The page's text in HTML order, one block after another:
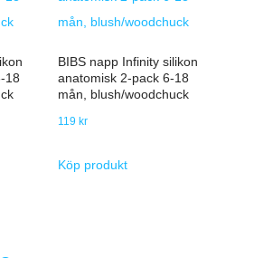
18
BIBS napp Infinity silikon
anatomisk 2-pack 6-18
mån, blush/woodchuck
119kr
Köp produkt